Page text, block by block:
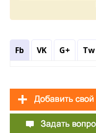
Fb VK G+ Tw